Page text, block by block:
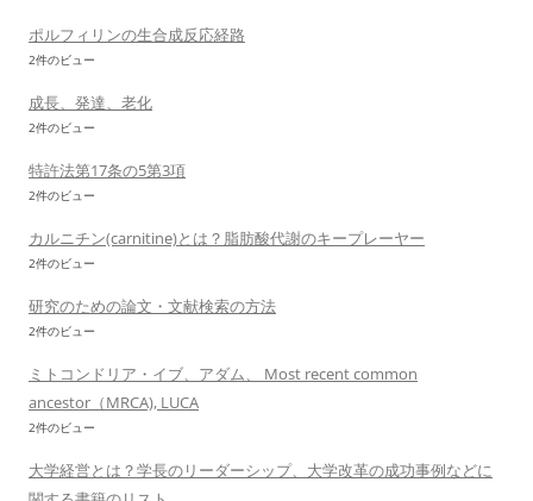
ポルフィリンの生合成反応経路
2件のビュー
成長、発達、老化
2件のビュー
特許法第17条の5第3項
2件のビュー
カルニチン(carnitine)とは？脂肪酸代謝のキープレーヤー
2件のビュー
研究のための論文・文献検索の方法
2件のビュー
ミトコンドリア・イブ、アダム、 Most recent common
ancestor（MRCA), LUCA
2件のビュー
大学経営とは？学長のリーダーシップ、大学改革の成功事例などに